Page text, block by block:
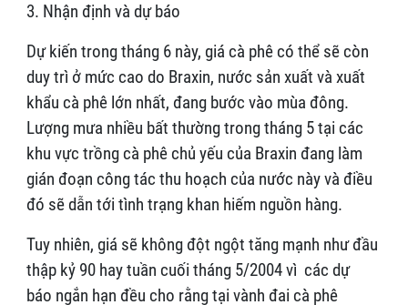
3. Nhận định và dự báo
Dự kiến trong tháng 6 này, giá cà phê có thể sẽ còn
duy trì ở mức cao do Braxin, nước sản xuất và xuất
khẩu cà phê lớn nhất, đang bước vào mùa đông.
Lượng mưa nhiều bất thường trong tháng 5 tại các
khu vực trồng cà phê chủ yếu của Braxin đang làm
gián đoạn công tác thu hoạch của nước này và điều
đó sẽ dẫn tới tình trạng khan hiếm nguồn hàng.
Tuy nhiên, giá sẽ không đột ngột tăng mạnh như đầu
thập kỷ 90 hay tuần cuối tháng 5/2004 vì các dự
báo ngắn hạn đều cho rằng tại vành đai cà phê